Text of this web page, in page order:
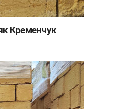
Кременчук